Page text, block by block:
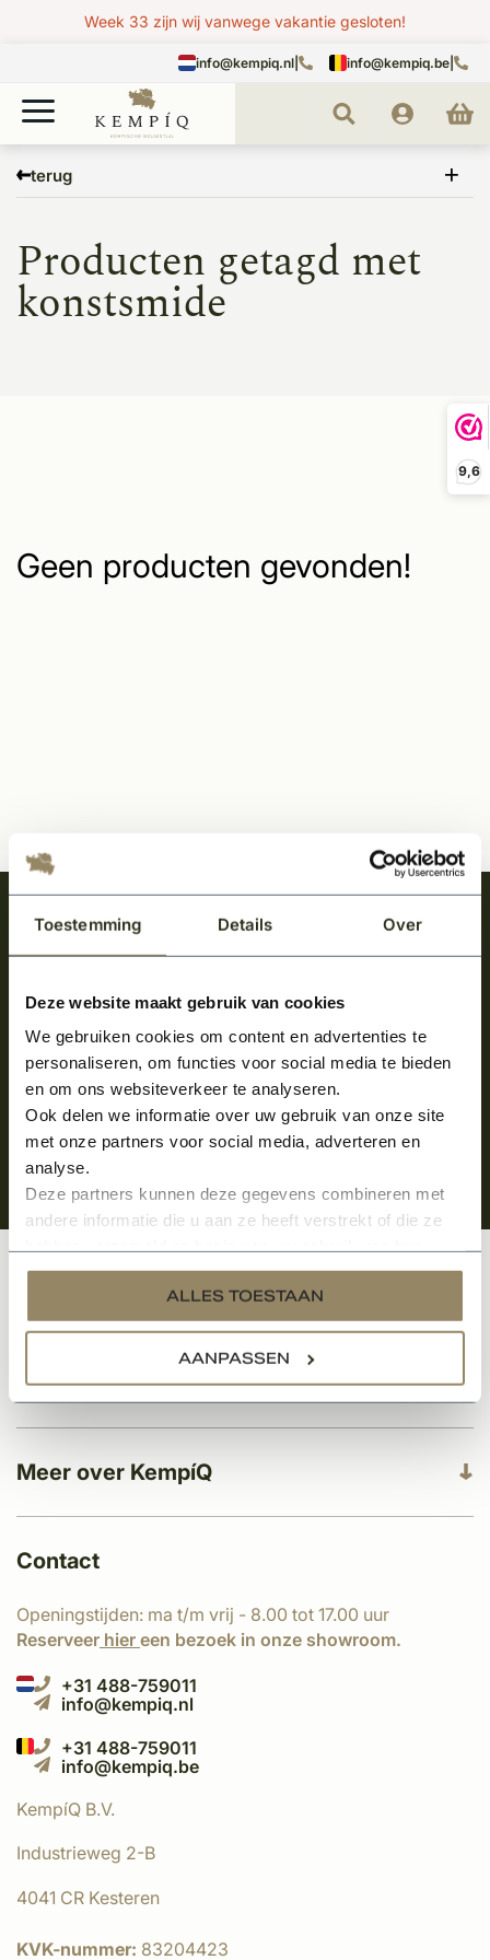
Toestemming Details Over
Deze website maakt gebruik van cookies
We gebruiken cookies om content en advertenties te
personaliseren, om functies voor social media te bieden
en om ons websiteverkeer te analyseren.
Ook delen we informatie over uw gebruik van onze site
met onze partners voor social media, adverteren en
analyse.
Deze partners kunnen deze gegevens combineren met
andere informatie die u aan ze heeft verstrekt of die ze
services.
ALLES TOESTAAN
AANPASSEN
9,6
Week 33 zijn wij vanwege vakantie gesloten!
info@kempiq.nl info@kempiq.be
terug
konstsmide
Producten getagd met
konstsmide
Geen producten gevonden!
Meld je aan en ontvang het laatste nieuws
over onze kempische bouwstijl!
Aanmelden voor de nieuwsbrief
Meer over KempíQ
Klantenservice
Categorieën
Contact
Openingstijden: ma t/m vrij - 8.00 tot 17.00 uur
Reserveer hier een bezoek in onze showroom.
+31 488-759011
info@kempiq.nl
+31 488-759011
info@kempiq.be
KempíQ B.V.
Industrieweg 2-B
4041 CR Kesteren
KVK-nummer: 83204423